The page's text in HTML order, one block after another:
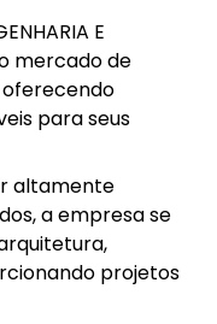
E
mercado de
para seus
altamente
a empresa se
projetos